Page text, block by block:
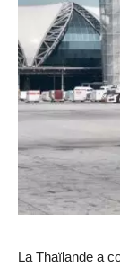
La Thaïlande a